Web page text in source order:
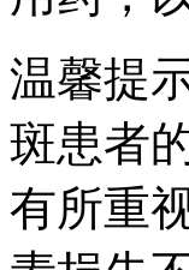
温馨提
斑患者
有所重